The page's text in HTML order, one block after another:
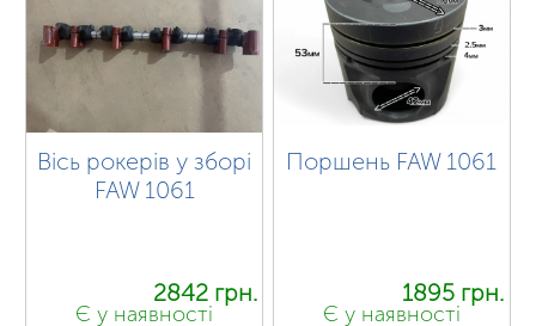
Вісь рокерів у зборі
FAW 1061
2842 грн.
Є у наявності
Поршень FAW 1061
1895 грн.
Є у наявності